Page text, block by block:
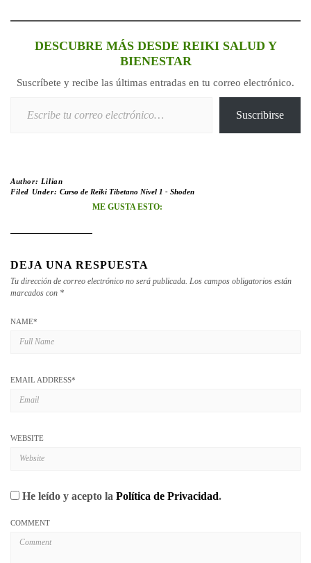
DESCUBRE MÁS DESDE REIKI SALUD Y
BIENESTAR
Suscríbete y recibe las últimas entradas en tu correo electrónico.
Suscribirse
Author: Lilian
Filed Under: Curso de Reiki Tibetano Nivel 1 - Shoden
ME GUSTA ESTO:
DEJA UNA RESPUESTA
Tu dirección de correo electrónico no será publicada. Los campos obligatorios están
marcados con *
NAME*
EMAIL ADDRESS*
WEBSITE
He leído y acepto la Política de Privacidad.
COMMENT